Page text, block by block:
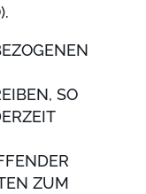
SO
ZUM